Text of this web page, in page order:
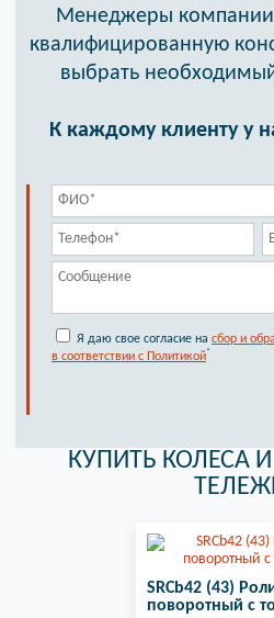
Менеджеры компании
квалифицированную
выбрать
К каждому клиенту у
Я даю свое согласие на сбор и
в соответствии с Политикой*
КУПИТЬ КОЛЕСА
SRCb42 (43)
поворотный с